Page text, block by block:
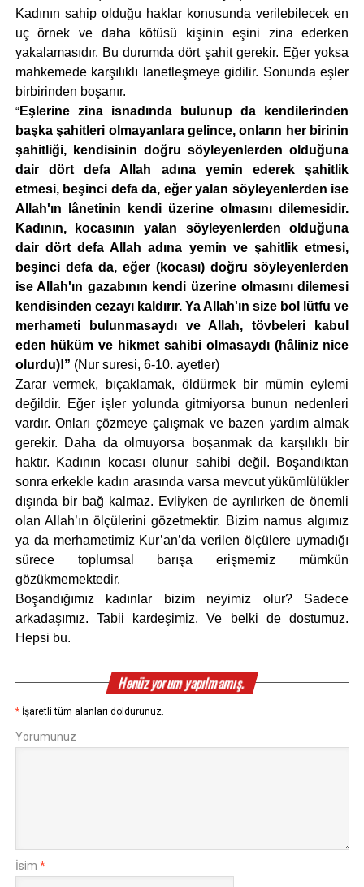
Kadının sahip olduğu haklar konusunda verilebilecek en
uç örnek ve daha kötüsü kişinin eşini zina ederken
yakalamasıdır. Bu durumda dört şahit gerekir. Eğer yoksa
mahkemede karşılıklı lanetleşmeye gidilir. Sonunda eşler
birbirinden boşanır.
“Eşlerine zina isnadında bulunup da kendilerinden
başka şahitleri olmayanlara gelince, onların her birinin
şahitliği, kendisinin doğru söyleyenlerden olduğuna
dair dört defa Allah adına yemin ederek şahitlik
etmesi, beşinci defa da, eğer yalan söyleyenlerden ise
Allah'ın lânetinin kendi üzerine olmasını dilemesidir.
Kadının, kocasının yalan söyleyenlerden olduğuna
dair dört defa Allah adına yemin ve şahitlik etmesi,
beşinci defa da, eğer (kocası) doğru söyleyenlerden
ise Allah'ın gazabının kendi üzerine olmasını dilemesi
kendisinden cezayı kaldırır. Ya Allah'ın size bol lütfu ve
merhameti bulunmasaydı ve Allah, tövbeleri kabul
eden hüküm ve hikmet sahibi olmasaydı (hâliniz nice
olurdu)!” (Nur suresi, 6-10. ayetler)
Zarar vermek, bıçaklamak, öldürmek bir mümin eylemi
değildir. Eğer işler yolunda gitmiyorsa bunun nedenleri
vardır. Onları çözmeye çalışmak ve bazen yardım almak
gerekir. Daha da olmuyorsa boşanmak da karşılıklı bir
haktır. Kadının kocası olunur sahibi değil. Boşandıktan
sonra erkekle kadın arasında varsa mevcut yükümlülükler
dışında bir bağ kalmaz. Evliyken de ayrılırken de önemli
olan Allah’ın ölçülerini gözetmektir. Bizim namus algımız
ya da merhametimiz Kur’an’da verilen ölçülere uymadığı
sürece toplumsal barışa erişmemiz mümkün
gözükmemektedir.
Boşandığımız kadınlar bizim neyimiz olur? Sadece
arkadaşımız. Tabii kardeşimiz. Ve belki de dostumuz.
Hepsi bu.
Henüz yorum yapılmamış.
* İşaretli tüm alanları doldurunuz.
Yorumunuz
İsim *